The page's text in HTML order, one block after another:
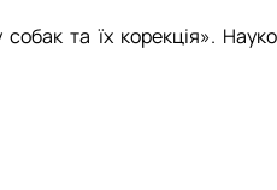
та їх корекція».